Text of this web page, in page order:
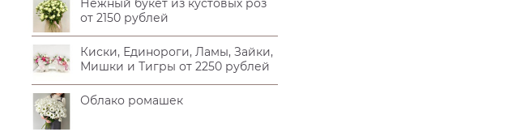
Нежный букет из кустовых роз
от 2150 рублей
Киски, Единороги, Ламы, Зайки,
Мишки и Тигры от 2250 рублей
Облако ромашек